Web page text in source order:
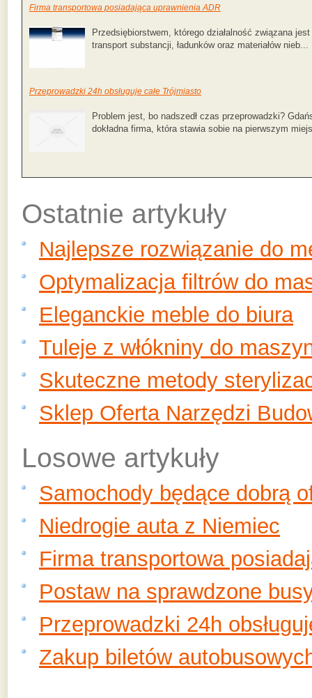
Firma transportowa posiadająca uprawnienia ADR
Przedsiębiorstwem, którego działalność związana
transport substancji, ładunków oraz materiałów nieb...
Przeprowadzki 24h obsługuje całe Trójmiasto
Problem jest, bo nadszedł czas przeprowadzki?
dokładna firma, która stawia sobie na pierwszym
Ostatnie artykuły
Najlepsze rozwiązanie do
Optymalizacja filtrów do
Eleganckie meble do biura
Tuleje z włókniny do
Skuteczne metody
Sklep Oferta Narzędzi
Losowe artykuły
Samochody będące dobrą
Niedrogie auta z Niemiec
Firma transportowa
Postaw na sprawdzone
Przeprowadzki 24h
Zakup biletów